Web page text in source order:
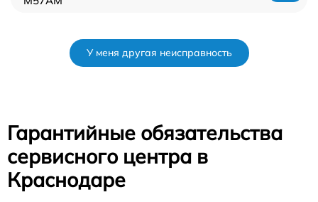
У меня другая неисправность
Гарантийные обязательства
сервисного центра в
Краснодаре